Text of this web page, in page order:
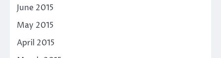
June 2015
May 2015
April 2015